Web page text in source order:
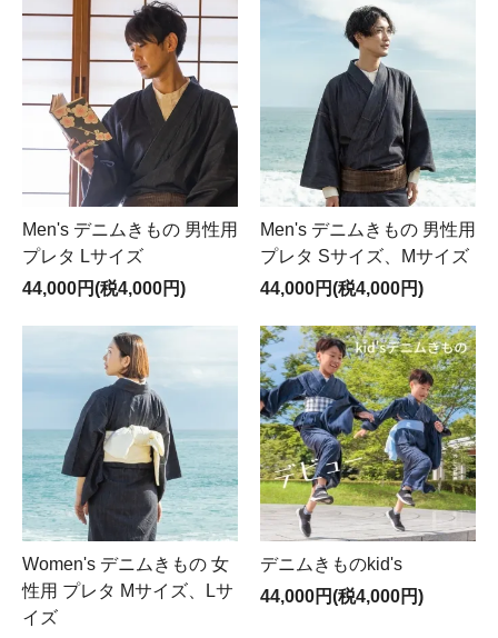
Men's デニムきもの 男性用
プレタ Lサイズ
44,000円(税4,000円)
Men's デニムきもの 男性用
プレタ Sサイズ、Mサイズ
44,000円(税4,000円)
Women's デニムきもの 女
性用 プレタ Mサイズ、Lサ
イズ
デニムきものkid's
44,000円(税4,000円)